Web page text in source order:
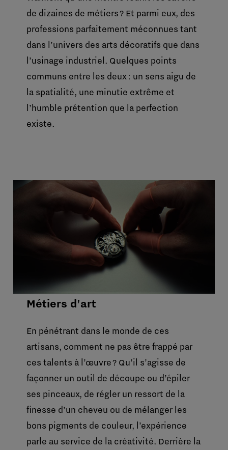
de dizaines de métiers ? Et parmi eux, des
professions parfaitement méconnues tant
dans l’univers des arts décoratifs que dans
l’usinage industriel. Quelques points
communs entre les deux : un sens aigu de
la spatialité, une minutie extrême et
l’humble prétention que la perfection
existe.
Métiers d'art
En pénétrant dans le monde de ces
artisans, comment ne pas être frappé par
ces talents à l’œuvre ? Qu’il s’agisse de
façonner un outil de découpe ou d’épiler
ses pinceaux, de régler un ressort de la
finesse d’un cheveu ou de mélanger les
bons pigments de couleur, l’expérience
parle au service de la créativité. Derrière la